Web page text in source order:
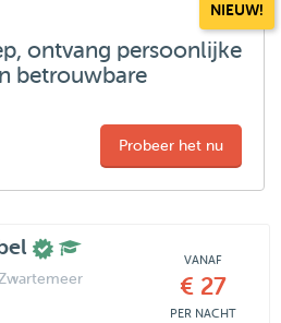
NIEUW!
ontvang persoonlijke
betrouwbare
Probeer het nu
VANAF
€ 27
PER NACHT